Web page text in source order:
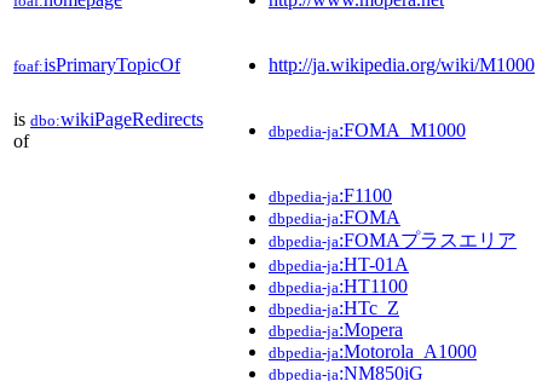
foaf:isPrimaryTopicOf http://ja.wikipedia.org/wiki/M1000
is dbo:wikiPageRedirects
of
dbpedia-ja:FOMA_M1000
dbpedia-ja:F1100
dbpedia-ja:FOMA
dbpedia-ja:FOMAプラスエリア
dbpedia-ja:HT-01A
dbpedia-ja:HT1100
dbpedia-ja:HTc_Z
dbpedia-ja:Mopera
dbpedia-ja:Motorola_A1000
dbpedia-ja:NM850iG